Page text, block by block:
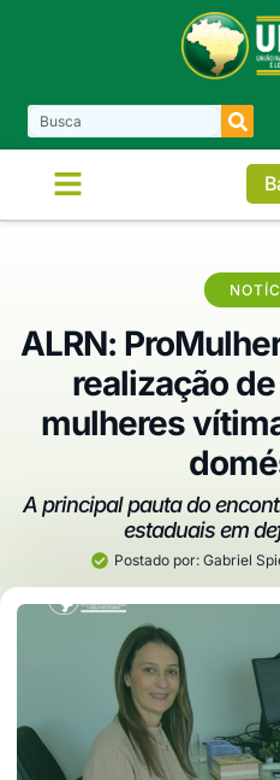
ALRN:
realização
mulheres
A principal pauta do
estaduais em
Postado por:Gabriel